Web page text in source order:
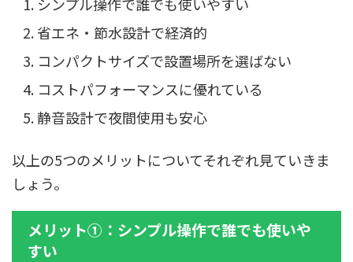
シンプル操作で誰でも使いやすい
省エネ・節水設計で経済的
コンパクトサイズで設置場所を選ばない
コストパフォーマンスに優れている
静音設計で夜間使用も安心
以上の5つのメリットについてそれぞれ見ていきま
しょう。
メリット①：シンプル操作で誰でも使いや
すい